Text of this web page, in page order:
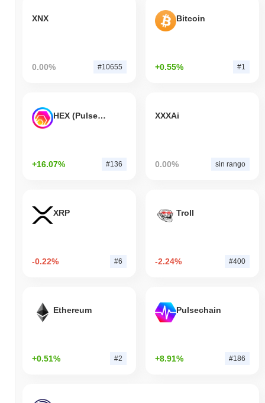
XNX
0.00% #10655
Bitcoin
+0.55% #1
HEX (Pulsechain)
+16.07% #136
XXXAi
0.00% sin rango
XRP
-0.22% #6
Troll
-2.24% #400
Ethereum
+0.51% #2
Pulsechain
+8.91% #186